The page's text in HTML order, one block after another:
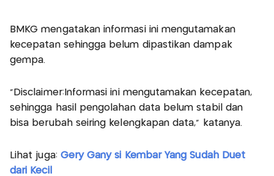
BMKG mengatakan informasi ini mengutamakan
kecepatan sehingga belum dipastikan dampak
gempa.
“Disclaimer:Informasi ini mengutamakan kecepatan,
sehingga hasil pengolahan data belum stabil dan
bisa berubah seiring kelengkapan data,” katanya.
Lihat juga: Gery Gany si Kembar Yang Sudah Duet
dari Kecil